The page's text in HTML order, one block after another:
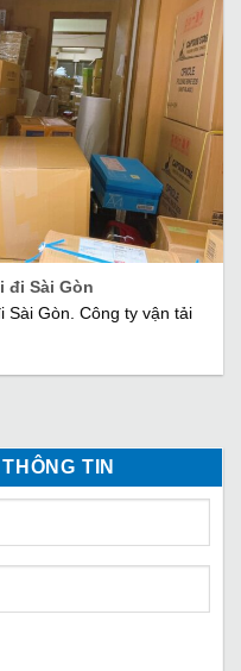
đi Sài Gòn
Sài Gòn. Công ty vận tải
TIN